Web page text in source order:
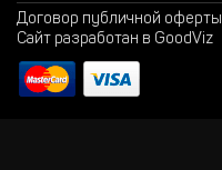
Договор публичной оферты
Сайт разработан в GoodViz